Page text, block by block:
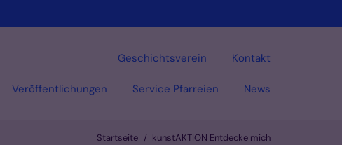
Veröffentlichungen Service Pfarreien News
Geschichtsverein Kontakt
Startseite kunstAKTION Entdecke mich